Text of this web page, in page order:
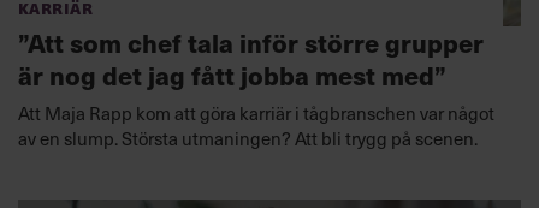
Karriär
”Att som chef tala inför större grupper
är nog det jag fått jobba mest med”
Att Maja Rapp kom att göra karriär i tågbranschen var något
av en slump. Största utmaningen? Att bli trygg på scenen.